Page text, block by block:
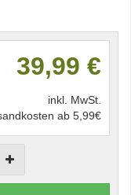
39,99 €
inkl. MwSt.
ab 5,99€